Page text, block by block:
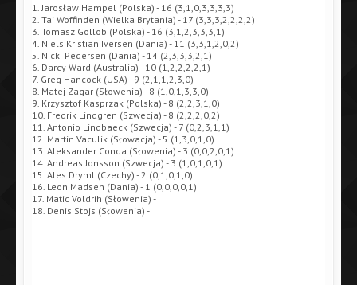
1. Jarosław Hampel (Polska) - 16 (3,1,0,3,3,3,3)
2. Tai Woffinden (Wielka Brytania) - 17 (3,3,3,2,2,2,2)
3. Tomasz Gollob (Polska) - 16 (3,1,2,3,3,3,1)
4. Niels Kristian Iversen (Dania) - 11 (3,3,1,2,0,2)
5. Nicki Pedersen (Dania) - 14 (2,3,3,3,2,1)
6. Darcy Ward (Australia) - 10 (1,2,2,2,2,1)
7. Greg Hancock (USA) - 9 (2,1,1,2,3,0)
8. Matej Zagar (Słowenia) - 8 (1,0,1,3,3,0)
9. Krzysztof Kasprzak (Polska) - 8 (2,2,3,1,0)
10. Fredrik Lindgren (Szwecja) - 8 (2,2,2,0,2)
11. Antonio Lindbaeck (Szwecja) - 7 (0,2,3,1,1)
12. Martin Vaculik (Słowacja) - 5 (1,3,0,1,0)
13. Aleksander Conda (Słowenia) - 3 (0,0,2,0,1)
14. Andreas Jonsson (Szwecja) - 3 (1,0,1,0,1)
15. Ales Dryml (Czechy) - 2 (0,1,0,1,0)
16. Leon Madsen (Dania) - 1 (0,0,0,0,1)
17. Matic Voldrih (Słowenia) -
18. Denis Stojs (Słowenia) -